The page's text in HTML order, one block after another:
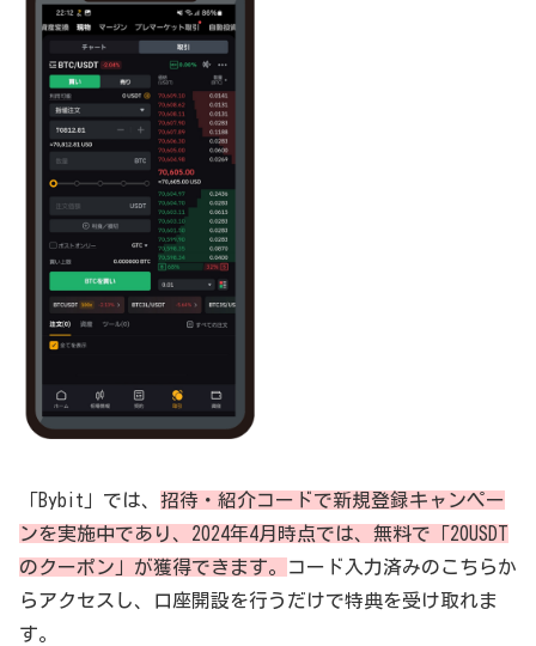
「Bybit」では、 招待・紹介コードで新規登録キャンペー
ンを実施中であり、2024年4月時点では、無料で「20USDT
のクーポン」が獲得できます。
コード入力済みのこちらか
らアクセスし、口座開設を行うだけで特典を受け取れま
す。